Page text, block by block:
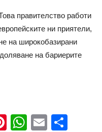
правителство работи
ни приятели,
на широкобазирани
на бариерите
Pinterest
WhatsApp
Email